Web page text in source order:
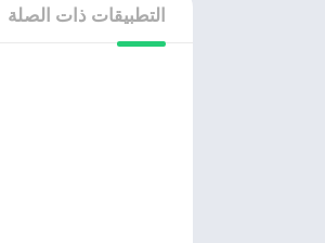
التطبيقات ذات الصلة